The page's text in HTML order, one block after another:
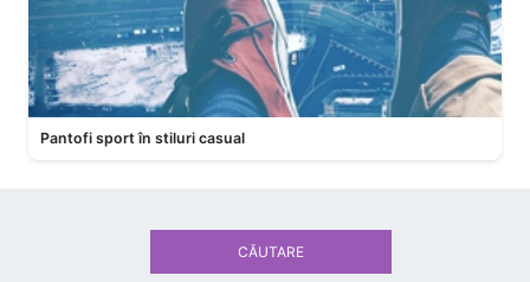
Pantofi sport în stiluri casual
CĂUTARE